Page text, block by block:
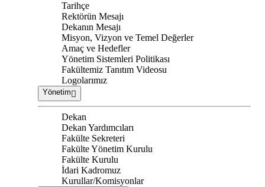
Tarihçe
Rektörün Mesajı
Dekanın Mesajı
Misyon, Vizyon ve Temel Değerler
Amaç ve Hedefler
Yönetim Sistemleri Politikası
Fakültemiz Tanıtım Videosu
Logolarımız
Yönetim
Dekan
Dekan Yardımcıları
Fakülte Sekreteri
Fakülte Yönetim Kurulu
Fakülte Kurulu
İdari Kadromuz
Kurullar/Komisyonlar